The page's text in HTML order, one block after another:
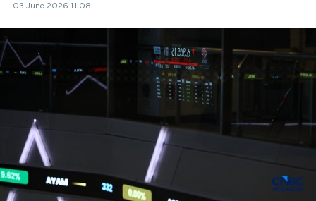
03 June 2026 11:08